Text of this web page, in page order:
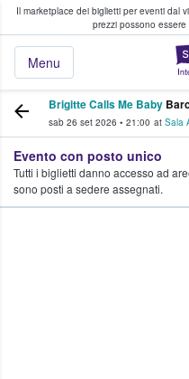
Il marketplace dei biglietti per eventi dal
prezzi possono
Menu
fan comprano e
Brigitte Calls Me Baby
sab 26 set 2026 • 21:00 at Sala
Evento con posto unico
Tutti i biglietti danno accesso ad
sono posti a sedere assegnati.